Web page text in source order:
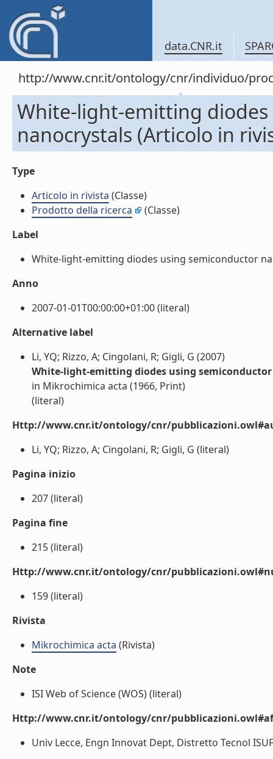
data.CNR.it
http://www.cnr.it/ontology/cnr/individuo/
White-light-emitting
nanocrystals (Articolo in
Type
Articolo in rivista (Classe)
Prodotto della ricerca
(Classe)
Label
White-light-emitting diodes using semiconductor
Anno
2007-01-01T00:00:00+01:00 (literal)
Alternative label
Li, YQ; Rizzo, A; Cingolani, R; Gigli, G (2007)
White-light-emitting diodes using
in Mikrochimica acta (1966, Print)
(literal)
Http://www.cnr.it/ontology/cnr/
Li, YQ; Rizzo, A; Cingolani, R; Gigli, G (literal)
Pagina inizio
207 (literal)
Pagina fine
215 (literal)
Http://www.cnr.it/ontology/cnr/
159 (literal)
Rivista
Mikrochimica acta (Rivista)
Note
ISI Web of Science (WOS) (literal)
Http://www.cnr.it/ontology/cnr/
Univ Lecce, Engn Innovat Dept, Distretto Tecnol